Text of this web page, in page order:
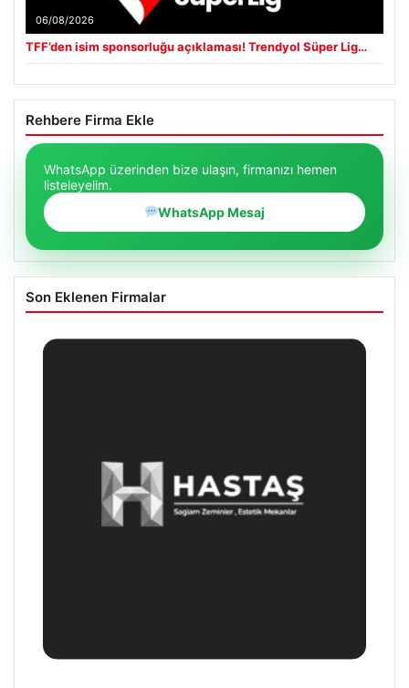
06/08/2026
TFF’den isim sponsorluğu açıklaması! Trendyol Süper Lig…
Rehbere Firma Ekle
WhatsApp üzerinden bize ulaşın, firmanızı hemen
listeleyelim.
WhatsApp Mesaj
Son Eklenen Firmalar